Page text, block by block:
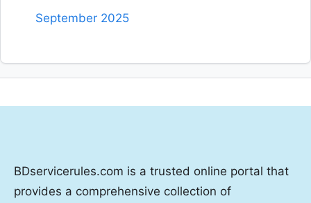
September 2025
BDservicerules.com is a trusted online portal that
provides a comprehensive collection of